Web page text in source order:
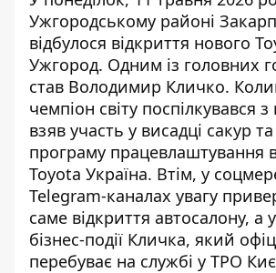
Ужгородському районі
відбулося відкриття нового
Ужгород. Одним із головних
став Володимир Кличко.
чемпіон світу поспілкувався
взяв участь у висадці сакур
програму працевлаштування
Toyota Україна. Втім, у
Telegram-каналах увагу
саме відкриття автосалону, а
бізнес-події Кличка, який
перебуває на службі у ТРО